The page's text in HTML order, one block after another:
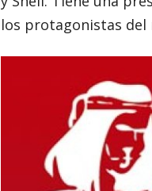
los protagonistas del